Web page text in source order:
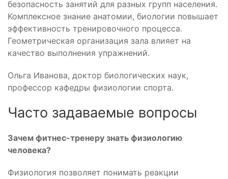
безопасность занятий для разных групп населения.
Комплексное знание анатомии, биологии повышает
эффективность тренировочного процесса.
Геометрическая организация зала влияет на
качество выполнения упражнений.
Ольга Иванова, доктор биологических наук,
профессор кафедры физиологии спорта.
Часто задаваемые вопросы
Зачем фитнес-тренеру знать физиологию
человека?
Физиология позволяет понимать реакции